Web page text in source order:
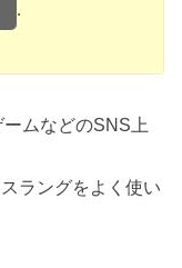
.
ムなどのSNS上
ラングをよく使い